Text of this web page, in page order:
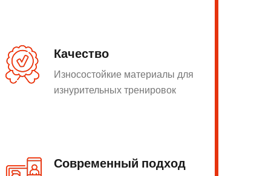
Качество
Износостойкие материалы для
изнурительных тренировок
Современный подход